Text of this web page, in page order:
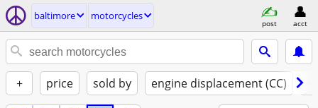
baltimore motorcycles
post acct
+ price sold by engine displacement (CC)